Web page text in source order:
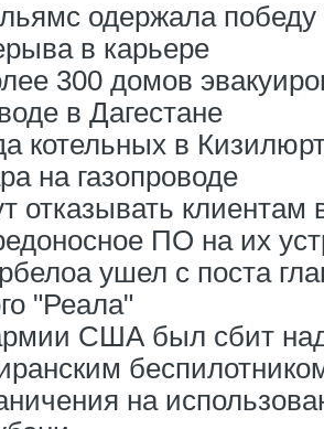
одержала
в карьере
300 домов
в Дагестане
котельных в
на газопроводе
отказывать клиентам
ПО на их
ушел с поста
"Реала"
США был сбит
на